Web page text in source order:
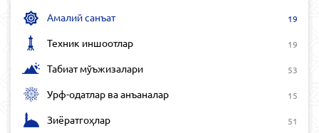
Амалий санъат 19
Техник иншоотлар 19
Табиат мўъжизалари 53
Урф-одатлар ва анъаналар 15
Зиёратгоҳлар 51